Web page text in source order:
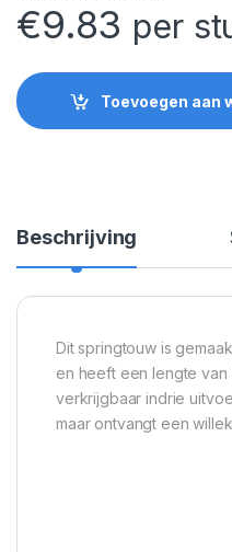
€9.83 per
Toevoegen aan
Beschrijving
Dit springtouw is
en heeft een lengte van
verkrijgbaar indrie
maar ontvangt een